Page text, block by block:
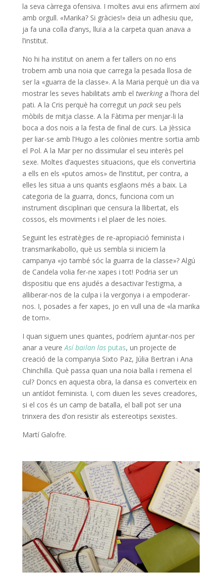
la seva càrrega ofensiva. I moltes avui ens afirmem així
amb orgull. «Marika? Si gràcies!» deia un adhesiu que,
ja fa una colla d’anys, lluïa a la carpeta quan anava a
l’institut.
No hi ha institut on anem a fer tallers on no ens
trobem amb una noia que carrega la pesada llosa de
ser la «guarra de la classe». A la Maria perquè un dia va
mostrar les seves habilitats amb el twerkinga l’hora del
pati. A la Cris perquè ha corregut un packseu pels
mòbils de mitja classe. A la Fàtima per menjar-li la
boca a dos nois a la festa de final de curs. La Jèssica
per liar-se amb l’Hugo a les colònies mentre sortia amb
el Pol. A la Mar per no dissimular el seu interès pel
sexe. Moltes d’aquestes situacions, que els convertiria
a ells en els «putos amos» de l’institut, per contra, a
elles les situa a uns quants esglaons més a baix. La
categoria de la guarra, doncs, funciona com un
instrument disciplinari que censura la llibertat, els
cossos, els moviments i el plaer de les noies.
Seguint les estratègies de re-apropiació feminista i
transmarikabollo, què us sembla si iniciem la
campanya «jo també sóc la guarra de la classe»? Algú
de Candela volia fer-ne xapes i tot! Podria ser un
dispositiu que ens ajudés a desactivar l’estigma, a
alliberar-nos de la culpa i la vergonya i a empoderar-
nos. I, posades a fer xapes, jo en vull una de «la marika
de torn».
I quan siguem unes quantes, podríem ajuntar-nos per
anar a veure Así bailan las putas, un projecte de
creació de la companyia Sixto Paz, Júlia Bertran i Ana
Chinchilla. Què passa quan una noia balla i remena el
cul? Doncs en aquesta obra, la dansa es converteix en
un antídot feminista. I, com diuen les seves creadores,
si el cos és un camp de batalla, el ball pot ser una
trinxera des d’on resistir als estereotips sexistes.
Martí Galofre.